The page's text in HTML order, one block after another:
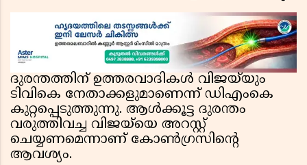
ദുരന്തത്തിന് ഉത്തരവാദികൾ വിജയ്‌യും
ടിവികെ നേതാക്കളുമാണെന്ന് ഡിഎംകെ
കുറ്റപ്പെടുത്തുന്നു. ആൾക്കൂട്ട ദുരന്തം
വരുത്തിവച്ച വിജയ്‌യെ അറസ്റ്റ്
ചെയ്യണമെന്നാണ് കോൺഗ്രസിന്റെ
ആവശ്യം.